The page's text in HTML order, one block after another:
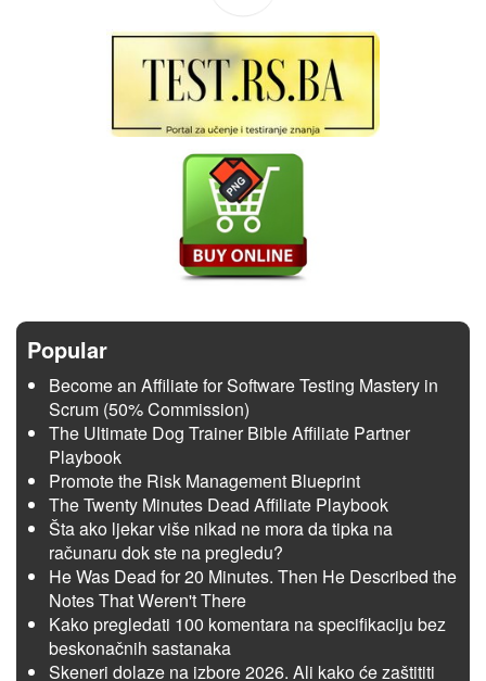
Popular
Become an Affiliate for Software Testing Mastery in
Scrum (50% Commission)
The Ultimate Dog Trainer Bible Affiliate Partner
Playbook
Promote the Risk Management Blueprint
The Twenty Minutes Dead Affiliate Playbook
Šta ako ljekar više nikad ne mora da tipka na
računaru dok ste na pregledu?
He Was Dead for 20 Minutes. Then He Described the
Notes That Weren't There
Kako pregledati 100 komentara na specifikaciju bez
beskonačnih sastanaka
Skeneri dolaze na izbore 2026. Ali kako će zaštititi